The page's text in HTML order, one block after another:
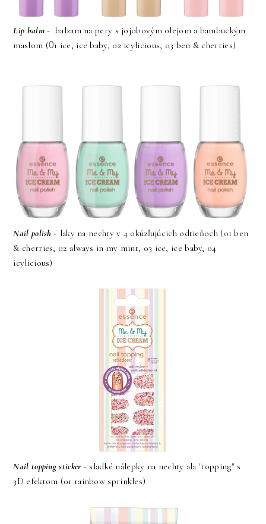
Lip balm- balzam na pery s jojobovým olejom a bambuckým
maslom (01 ice, ice baby, 02 icylicious, 03 ben & cherries)
Nail polish - laky na nechty v 4 okúzľujúcich odtieňoch (01 ben
& cherries, 02 always in my mint, 03 ice, ice baby, 04
icylicious)
Nail topping sticker - sladké nálepky na nechty ala "topping" s
3D efektom (01 rainbow sprinkles)